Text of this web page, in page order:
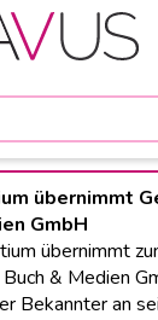
übernimmt
GmbH
übernimmt
& Medien
Bekannter an